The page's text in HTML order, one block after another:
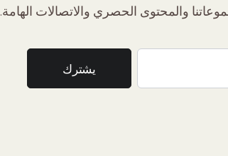
والمحتوى الحصري والاتصالات الهامة.